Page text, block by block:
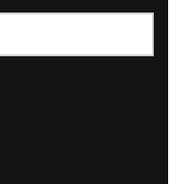
en enterarte de nuestros